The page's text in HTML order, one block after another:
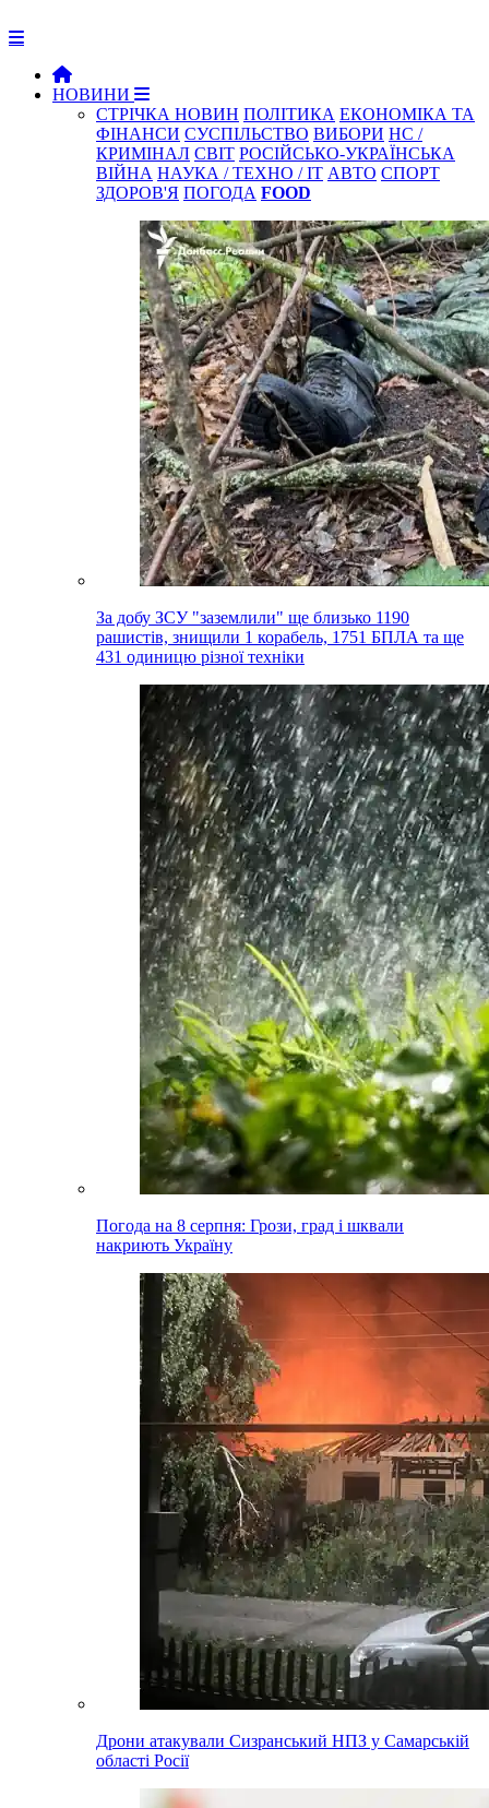
НОВИНИ
СТРІЧКА НОВИН ПОЛІТИКА ЕКОНОМІКА ТА
ФІНАНСИ СУСПІЛЬСТВО ВИБОРИ НС /
КРИМІНАЛ СВІТ РОСІЙСЬКО-УКРАЇНСЬКА
ВІЙНА НАУКА / ТЕХНО / IT АВТО СПОРТ
ЗДОРОВ'Я ПОГОДА FOOD
За добу ЗСУ "заземлили" ще близько 1190
рашистів, знищили 1 корабель, 1751 БПЛА та ще
431 одиницю різної техніки
Погода на 8 серпня: Грози, град і шквали
накриють Україну
Дрони атакували Сизранський НПЗ у Самарській
області Росії